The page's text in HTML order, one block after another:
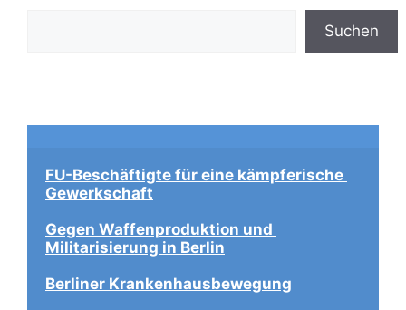
Suchen
FU-Beschäftigte für eine kämpferische
Gewerkschaft
Gegen Waffenproduktion und
Militarisierung in Berlin
Berliner Krankenhausbewegung